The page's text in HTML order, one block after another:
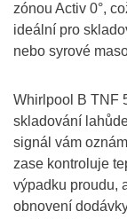
zónou Activ 0°,
ideální pro
nebo syrové
Whirlpool B TNF
skladování
signál vám
zase kontroluje
výpadku proudu,
obnovení